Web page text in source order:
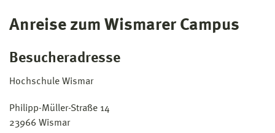
Anreise zum Wismarer Campus
Besucheradresse
Hochschule Wismar
Philipp-Müller-Straße 14
23966 Wismar